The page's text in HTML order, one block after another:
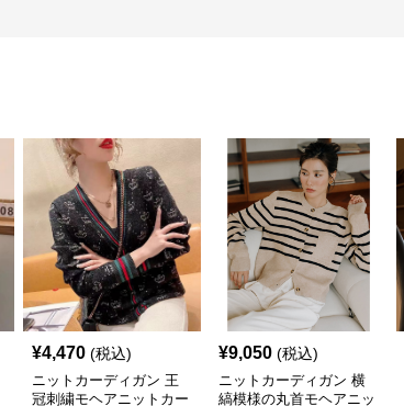
¥4,470 (税込)
ニットカーディガン 王
冠刺繍モヘアニットカー
¥9,050 (税込)
ニットカーディガン 横
縞模様の丸首モヘアニッ